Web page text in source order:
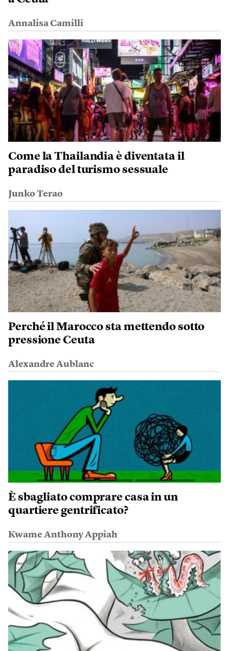
Annalisa Camilli
Come la Thailandia è diventata il
paradiso del turismo sessuale
Junko Terao
Perché il Marocco sta mettendo sotto
pressione Ceuta
Alexandre Aublanc
È sbagliato comprare casa in un
quartiere gentrificato?
Kwame Anthony Appiah